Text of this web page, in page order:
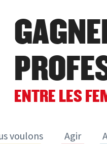
ENTRE LES
voulons Agir